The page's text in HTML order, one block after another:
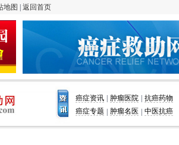
地图 返回首页
癌症资讯 肿瘤医院
抗癌药物
癌症专题 | 肿瘤名医 | 中医抗癌